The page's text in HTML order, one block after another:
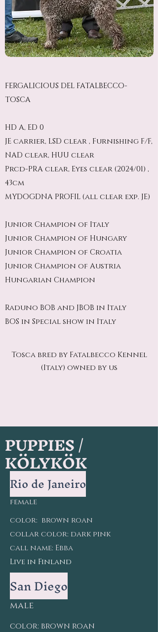
FERGALICIOUS DEL FATALBECCO-
TOSCA
HD A, ED 0
JE carrier, LSD clear , Furnishing F/F,
NAD clear, HUU clear
Prcd-PRA clear, Eyes clear (2024/01) ,
43cm
MYDOGDNA PROFIL (all clear exp. JE)
Junior Champion of Italy
Junior Champion of Hungary
Junior Champion of Croatia
Junior Champion of Austria
Hungarian Champion
Raduno BOB and JBOB in Italy
BOS in Special show in Italy
Tosca bred by Fatalbecco Kennel
(Italy) owned by us
PUPPIES /
KÖLYKÖK
Rio de Janeiro
female
color: brown roan
collar color: dark pink
call name: Ebba
Live in Finland
San Diego
male
color: brown roan